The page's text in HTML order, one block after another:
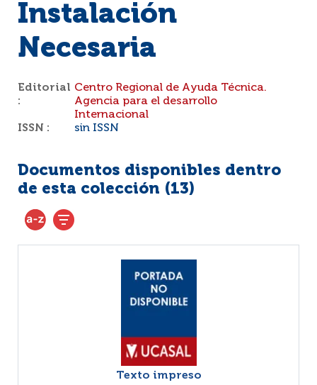
Instalación
Necesaria
Editorial
:
Centro Regional de Ayuda Técnica.
Agencia para el desarrollo
Internacional
ISSN :
sin ISSN
Documentos disponibles dentro
de esta colección (13)
Texto impreso